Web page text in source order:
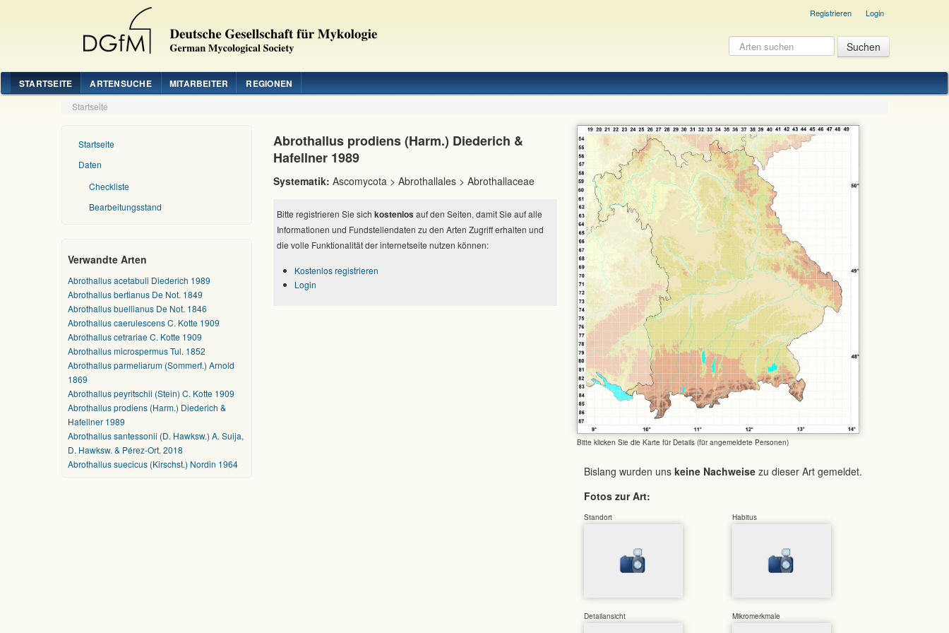
Registrieren Login
STARTSEITE ARTENSUCHE MITARBEITER REGIONEN
Startseite
Startseite
Daten
Checkliste
Bearbeitungsstand
Verwandte Arten
Abrothallus acetabuli Diederich 1989
Abrothallus bertianus De Not. 1849
Abrothallus buellianus De Not. 1846
Abrothallus caerulescens C. Kotte 1909
Abrothallus cetrariae C. Kotte 1909
Abrothallus microspermus Tul. 1852
Abrothallus parmeliarum (Sommerf.) Arnold
1869
Abrothallus peyritschii (Stein) C. Kotte 1909
Abrothallus prodiens (Harm.) Diederich &
Hafellner 1989
Abrothallus santessonii (D. Hawksw.) A. Suija,
D. Hawksw. & Pérez-Ort. 2018
Abrothallus suecicus (Kirschst.) Nordin 1964
Bitte klicken Sie die Karte für Details (für angemeldete Personen)
Bislang wurden uns keine Nachweise zu dieser Art gemeldet.
Fotos zur Art:
Standort Habitus
Detailansicht Mikromerkmale
Abrothallus prodiens (Harm.) Diederich &
Hafellner 1989
Systematik: Ascomycota > Abrothallales > Abrothallaceae
Bitte registrieren Sie sich kostenlos auf den Seiten, damit Sie auf alle
Informationen und Fundstellendaten zu den Arten Zugriff erhalten und
die volle Funktionalität der internetseite nutzen können:
Kostenlos registrieren
Login